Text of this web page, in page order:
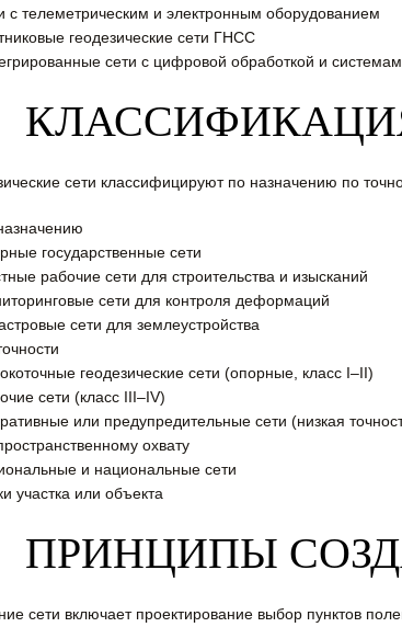
с телеметрическим и электронным оборудованием
геодезические сети ГНСС
сети с цифровой обработкой и
сети классифицируют по назначению по
государственные сети
рабочие сети для строительства и изысканий
сети для контроля деформаций
сети для землеустройства
геодезические сети (опорные, класс I–II)
сети (класс III–IV)
или предупредительные сети (низкая
охвату
и национальные сети
участка или объекта
ПРИНЦИПЫ
сети включает проектирование выбор пунктов